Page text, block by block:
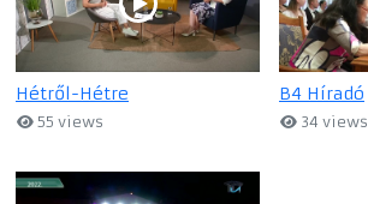
Hétről-Hétre
55 views
B4 Híradó
34 views